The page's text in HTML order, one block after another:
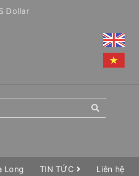
Dollar
Long TIN TỨC Liên hệ